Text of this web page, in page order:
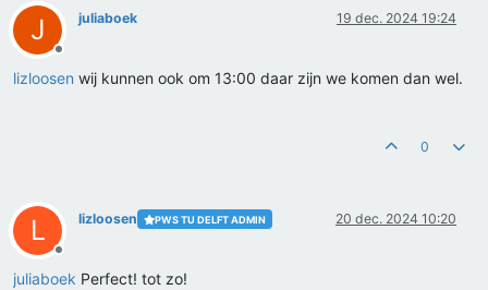
J
Offline
juliaboek 19 dec. 2024 19:24
lizloosen wij kunnen ook om 13:00 daar zijn we komen dan wel.
0
L
Offline
lizloosen PWS TU DELFT ADMIN 20 dec. 2024 10:20
juliaboek Perfect! tot zo!